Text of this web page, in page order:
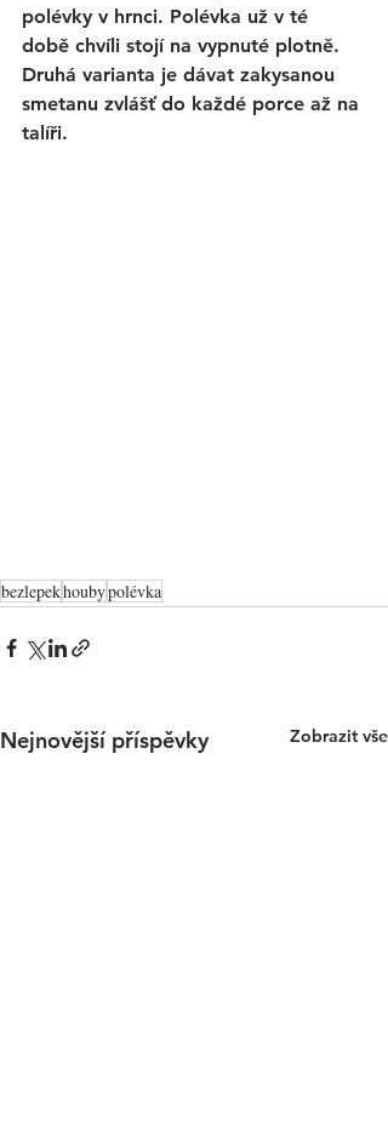
polévky v hrnci. Polévka už v té
době chvíli stojí na vypnuté plotně.
Druhá varianta je dávat zakysanou
smetanu zvlášť do každé porce až na
talíři.
bezlepekhoubypolévka
Nejnovější příspěvky Zobrazit vše